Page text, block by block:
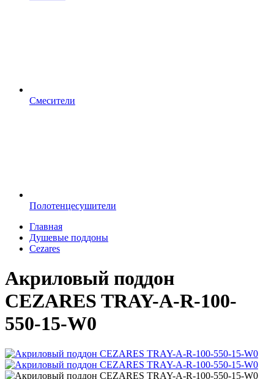
Смесители
Полотенцесушители
Главная
Душевые поддоны
Cezares
Акриловый поддон
CEZARES TRAY-A-R-100-
550-15-W0